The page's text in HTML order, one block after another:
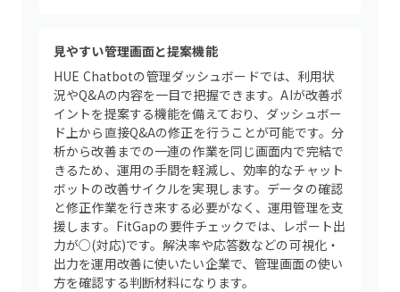
見やすい管理画面と提案機能
HUE Chatbotの管理ダッシュボードでは、利用状
況やQ&Aの内容を一目で把握できます。AIが改善ポ
イントを提案する機能を備えており、ダッシュボー
ド上から直接Q&Aの修正を行うことが可能です。分
析から改善までの一連の作業を同じ画面内で完結で
きるため、運用の手間を軽減し、効率的なチャット
ボットの改善サイクルを実現します。データの確認
と修正作業を行き来する必要がなく、運用管理を支
援します。FitGapの要件チェックでは、レポート出
力が○(対応)です。解決率や応答数などの可視化・
出力を運用改善に使いたい企業で、管理画面の使い
方を確認する判断材料になります。